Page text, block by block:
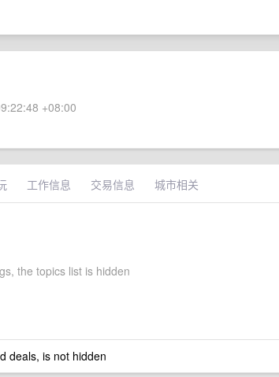
+08:00
工作信息 交易信息 城市相关
the topics list is hidden
deals, is not hidden